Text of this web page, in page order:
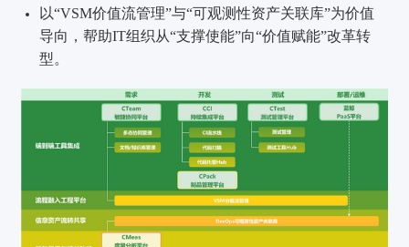
以“VSM价值流管理”与“可观测性资产关联库”为价值
导向，帮助IT组织从“支撑使能”向“价值赋能”改革转
型。